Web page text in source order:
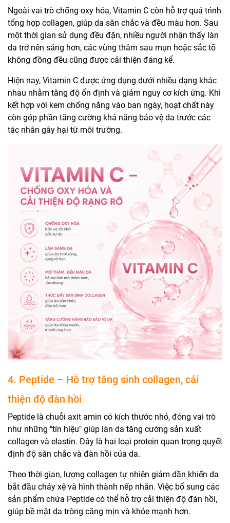
Ngoài vai trò chống oxy hóa, Vitamin C còn hỗ trợ quá trình
tổng hợp collagen, giúp da săn chắc và đều màu hơn. Sau
một thời gian sử dụng đều đặn, nhiều người nhận thấy làn
da trở nên sáng hơn, các vùng thâm sau mụn hoặc sắc tố
không đồng đều cũng được cải thiện đáng kể.
Hiện nay, Vitamin C được ứng dụng dưới nhiều dạng khác
nhau nhằm tăng độ ổn định và giảm nguy cơ kích ứng. Khi
kết hợp với kem chống nắng vào ban ngày, hoạt chất này
còn góp phần tăng cường khả năng bảo vệ da trước các
tác nhân gây hại từ môi trường.
4. Peptide – Hỗ trợ tăng sinh collagen, cải
thiện độ đàn hồi
Peptide là chuỗi axit amin có kích thước nhỏ, đóng vai trò
như những "tín hiệu" giúp làn da tăng cường sản xuất
collagen và elastin. Đây là hai loại protein quan trọng quyết
định độ săn chắc và đàn hồi của da.
Theo thời gian, lượng collagen tự nhiên giảm dần khiến da
bắt đầu chảy xệ và hình thành nếp nhăn. Việc bổ sung các
sản phẩm chứa Peptide có thể hỗ trợ cải thiện độ đàn hồi,
giúp bề mặt da trông căng mịn và khỏe mạnh hơn.